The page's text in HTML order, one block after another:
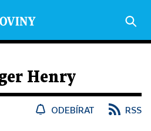
Henry
ODEBÍRAT RSS